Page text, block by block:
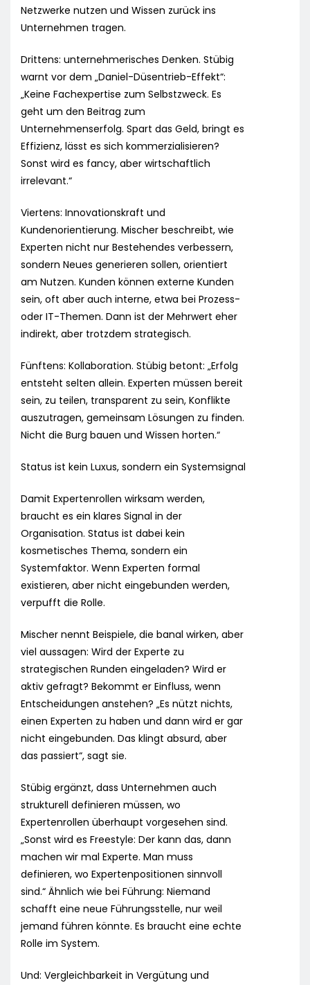
Netzwerke nutzen und Wissen zurück ins
Unternehmen tragen.
Drittens: unternehmerisches Denken. Stübig
warnt vor dem „Daniel-Düsentrieb-Effekt“:
„Keine Fachexpertise zum Selbstzweck. Es
geht um den Beitrag zum
Unternehmenserfolg. Spart das Geld, bringt es
Effizienz, lässt es sich kommerzialisieren?
Sonst wird es fancy, aber wirtschaftlich
irrelevant.“
Viertens: Innovationskraft und
Kundenorientierung. Mischer beschreibt, wie
Experten nicht nur Bestehendes verbessern,
sondern Neues generieren sollen, orientiert
am Nutzen. Kunden können externe Kunden
sein, oft aber auch interne, etwa bei Prozess-
oder IT-Themen. Dann ist der Mehrwert eher
indirekt, aber trotzdem strategisch.
Fünftens: Kollaboration. Stübig betont: „Erfolg
entsteht selten allein. Experten müssen bereit
sein, zu teilen, transparent zu sein, Konflikte
auszutragen, gemeinsam Lösungen zu finden.
Nicht die Burg bauen und Wissen horten.“
Status ist kein Luxus, sondern ein Systemsignal
Damit Expertenrollen wirksam werden,
braucht es ein klares Signal in der
Organisation. Status ist dabei kein
kosmetisches Thema, sondern ein
Systemfaktor. Wenn Experten formal
existieren, aber nicht eingebunden werden,
verpufft die Rolle.
Mischer nennt Beispiele, die banal wirken, aber
viel aussagen: Wird der Experte zu
strategischen Runden eingeladen? Wird er
aktiv gefragt? Bekommt er Einfluss, wenn
Entscheidungen anstehen? „Es nützt nichts,
einen Experten zu haben und dann wird er gar
nicht eingebunden. Das klingt absurd, aber
das passiert“, sagt sie.
Stübig ergänzt, dass Unternehmen auch
strukturell definieren müssen, wo
Expertenrollen überhaupt vorgesehen sind.
„Sonst wird es Freestyle: Der kann das, dann
machen wir mal Experte. Man muss
definieren, wo Expertenpositionen sinnvoll
sind.“ Ähnlich wie bei Führung: Niemand
schafft eine neue Führungsstelle, nur weil
jemand führen könnte. Es braucht eine echte
Rolle im System.
Und: Vergleichbarkeit in Vergütung und